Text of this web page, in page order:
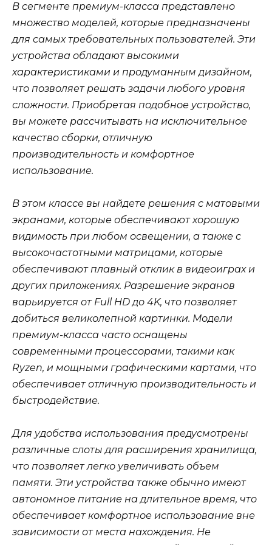
В сегменте премиум-класса представлено
множество моделей, которые предназначены
для самых требовательных пользователей. Эти
устройства обладают высокими
характеристиками и продуманным дизайном,
что позволяет решать задачи любого уровня
сложности. Приобретая подобное устройство,
вы можете рассчитывать на исключительное
качество сборки, отличную
производительность и комфортное
использование.
В этом классе вы найдете решения с матовыми
экранами, которые обеспечивают хорошую
видимость при любом освещении, а также с
высокочастотными матрицами, которые
обеспечивают плавный отклик в видеоиграх и
других приложениях. Разрешение экранов
варьируется от Full HD до 4K, что позволяет
добиться великолепной картинки. Модели
премиум-класса часто оснащены
современными процессорами, такими как
Ryzen, и мощными графическими картами, что
обеспечивает отличную производительность и
быстродействие.
Для удобства использования предусмотрены
различные слоты для расширения хранилища,
что позволяет легко увеличивать объем
памяти. Эти устройства также обычно имеют
автономное питание на длительное время, что
обеспечивает комфортное использование вне
зависимости от места нахождения. Не